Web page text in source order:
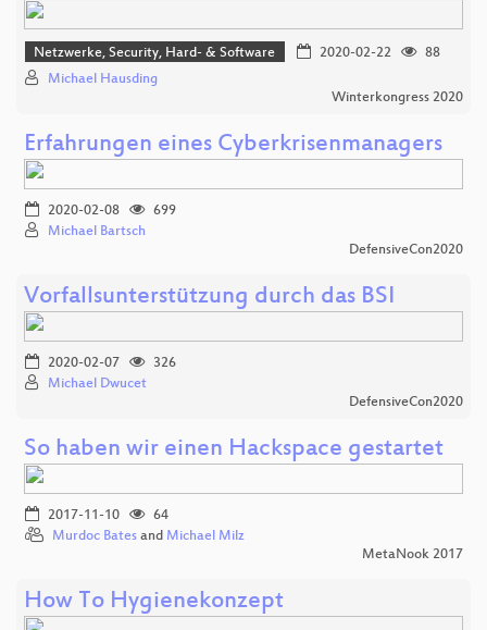
Netzwerke, Security, Hard- & Software 2020-02-22
88
Michael Hausding
Winterkongress 2020
Erfahrungen eines Cyberkrisenmanagers
2020-02-08
699
Michael Bartsch
DefensiveCon2020
Vorfallsunterstützung durch das BSI
2020-02-07
326
Michael Dwucet
DefensiveCon2020
So haben wir einen Hackspace gestartet
2017-11-10
64
Murdoc Bates and Michael Milz
MetaNook 2017
How To Hygienekonzept